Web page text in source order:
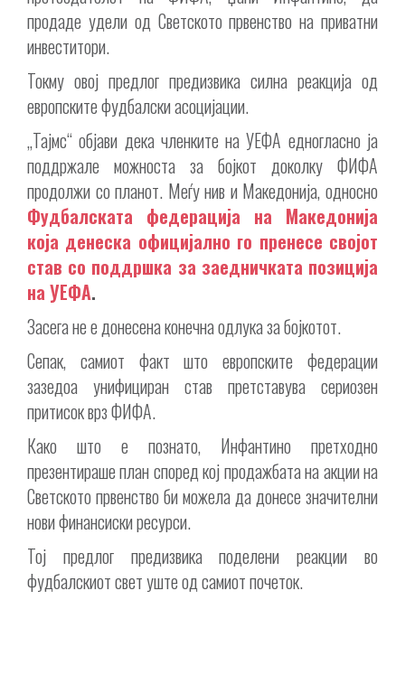
продаде удели од Светското првенство на приватни
инвеститори.
Токму овој предлог предизвика силна реакција од
европските фудбалски асоцијации.
„Тајмс“ објави дека членките на УЕФА едногласно ја
поддржале можноста за бојкот доколку ФИФА
продолжи со планот. Меѓу нив и Македонија, односно
Фудбалската федерација на Македонија
која денеска официјално го пренесе својот
став со поддршка за заедничката позиција
на УЕФА.
Засега не е донесена конечна одлука за бојкотот.
Сепак, самиот факт што европските федерации
зазедоа унифициран став претставува сериозен
притисок врз ФИФА.
Како што е познато, Инфантино претходно
презентираше план според кој продажбата на акции на
Светското првенство би можела да донесе значителни
нови финансиски ресурси.
Тој предлог предизвика поделени реакции во
фудбалскиот свет уште од самиот почеток.